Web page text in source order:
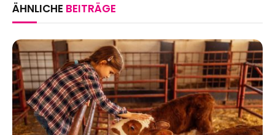
ÄHNLICHE BEITRÄGE